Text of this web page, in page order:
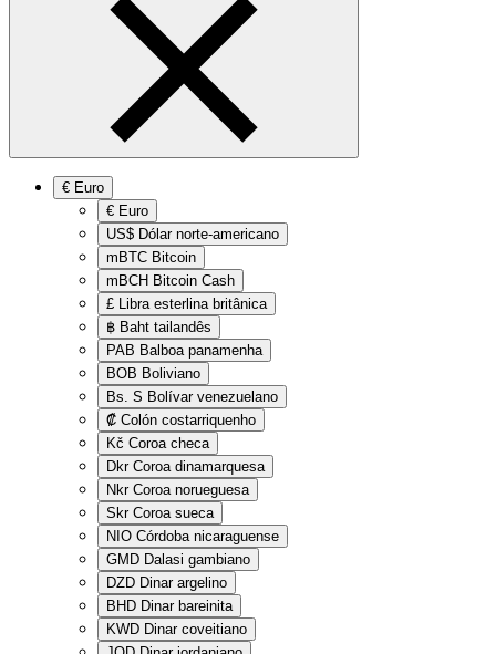
€ Euro
€ Euro
US$ Dólar norte-americano
mBTC Bitcoin
mBCH Bitcoin Cash
£ Libra esterlina britânica
฿ Baht tailandês
PAB Balboa panamenha
BOB Boliviano
Bs. S Bolívar venezuelano
₡ Colón costarriquenho
Kč Coroa checa
Dkr Coroa dinamarquesa
Nkr Coroa norueguesa
Skr Coroa sueca
NIO Córdoba nicaraguense
GMD Dalasi gambiano
DZD Dinar argelino
BHD Dinar bareinita
KWD Dinar coveitiano